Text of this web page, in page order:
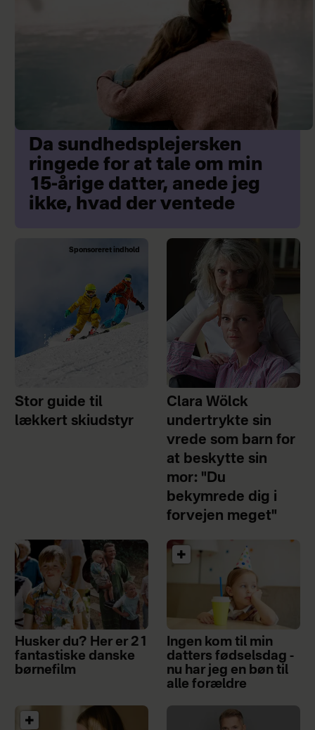
Da sundhedsplejersken
ringede for at tale om min
15-årige datter, anede jeg
ikke, hvad der ventede
Sponsoreret indhold
Stor guide til
lækkert skiudstyr
Clara Wölck
undertrykte sin
vrede som barn for
at beskytte sin
mor: "Du
bekymrede dig i
forvejen meget"
Husker du? Her er 21
fantastiske danske
børnefilm
Ingen kom til min
datters fødselsdag -
nu har jeg en bøn til
alle forældre